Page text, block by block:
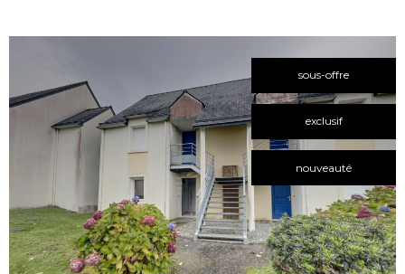
sous-offre
exclusif
nouveauté
voir le
bien